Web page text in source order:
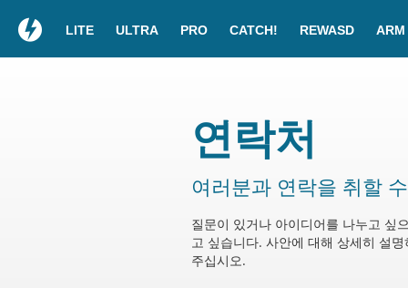
LITE ULTRA PRO CATCH! REWASD ARM
연락처
여러분과 연락을 취할
질문이 있거나 아이디어를 나누고 싶
고 싶습니다. 사안에 대해 상세히 설
주십시오.